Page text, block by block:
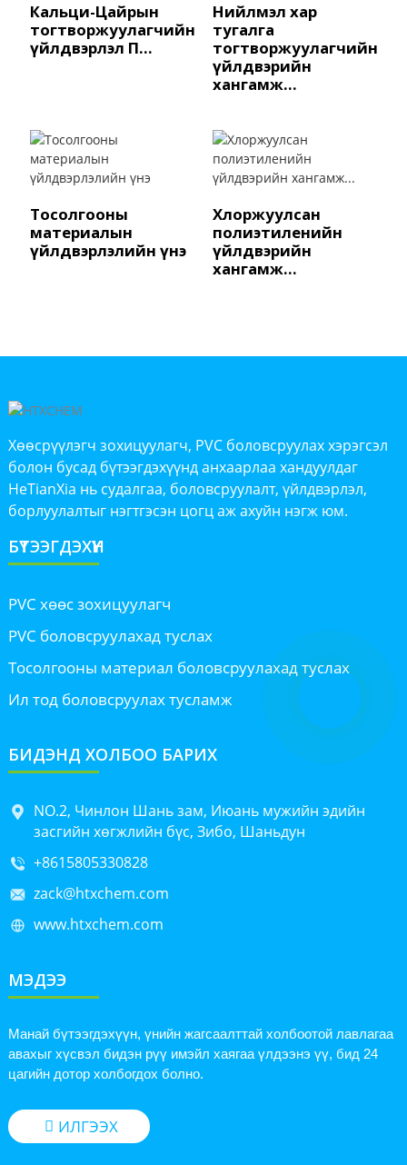
Кальци-Цайрын
тогтворжуулагчийн
үйлдвэрлэл П...
Нийлмэл хар
тугалга
тогтворжуулагчийн
үйлдвэрийн
хангамж...
Тосолгооны
материалын
үйлдвэрлэлийн үнэ
Хлоржуулсан
полиэтиленийн
үйлдвэрийн
хангамж...
Хөөсрүүлэгч зохицуулагч, PVC боловсруулах хэрэгсэл
болон бусад бүтээгдэхүүнд анхаарлаа хандуулдаг
HeTianXia нь судалгаа, боловсруулалт, үйлдвэрлэл,
борлуулалтыг нэгтгэсэн цогц аж ахуйн нэгж юм.
БҮТЭЭГДЭХҮҮН
PVC хөөс зохицуулагч
PVC боловсруулахад туслах
Тосолгооны материал боловсруулахад туслах
Ил тод боловсруулах тусламж
БИДЭНД ХОЛБОО БАРИХ
NO.2, Чинлон Шань зам, Июань мужийн эдийн
засгийн хөгжлийн бүс, Зибо, Шаньдун
+8615805330828
zack@htxchem.com
www.htxchem.com
МЭДЭЭ
Манай бүтээгдэхүүн, үнийн жагсаалттай холбоотой лавлагаа
авахыг хүсвэл бидэн рүү имэйл хаягаа үлдээнэ үү, бид 24
цагийн дотор холбогдох болно.
ИЛГЭЭХ